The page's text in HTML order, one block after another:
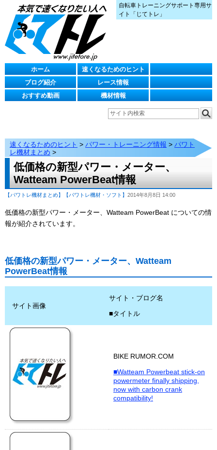
自転車トレーニングサポート専用サ
イト「じてトレ」
ホーム
速くなるためのヒント
ブログ紹介
レース情報
おすすめ動画
機材情報
速くなるためのヒント > パワー・トレーニング情報 > パワト
レ機材まとめ >
低価格の新型パワー・メーター、
Watteam PowerBeat情報
【パワトレ機材まとめ】 【パワトレ機材・ソフト】 2014年8月8日 14:00
低価格の新型パワー・メーター、Watteam PowerBeat についての情
報が紹介されています。
低価格の新型パワー・メーター、Watteam
PowerBeat情報
サイト画像
サイト・ブログ名
■タイトル
BIKE RUMOR.COM
■Watteam Powerbeat stick-on
powermeter finally shipping,
now with carbon crank
compatibility!